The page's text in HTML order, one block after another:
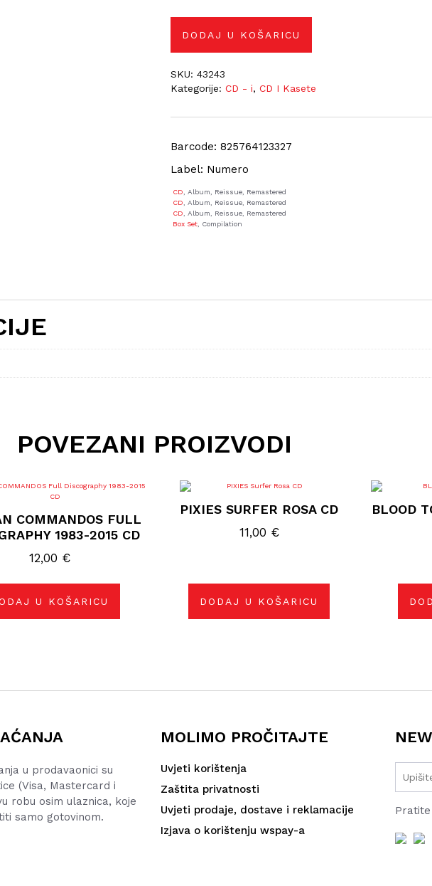
Barcode: 825764123327
Label: Numero
CD
, Album, Reissue, Remastered
CD
, Album, Reissue, Remastered
CD
, Album, Reissue, Remastered
Box Set , Compilation
DODAJ U KOŠARICU
SKU:43243
Kategorije:CD - i,CD I Kasete
POVEZANI PROIZVODI
COMMANDOS FULL
1983-2015 CD
12,00 €
U KOŠARICU
PIXIES SURFER ROSA CD
11,00 €
DODAJ U KOŠARICU
BLOOD
u prodavaonici su
(Visa, Mastercard i
robu osim ulaznica, koje
samo gotovinom.
MOLIMO PROČITAJTE
Uvjeti korištenja
Zaštita privatnosti
Uvjeti prodaje, dostave i reklamacije
Izjava o korištenju wspay-a